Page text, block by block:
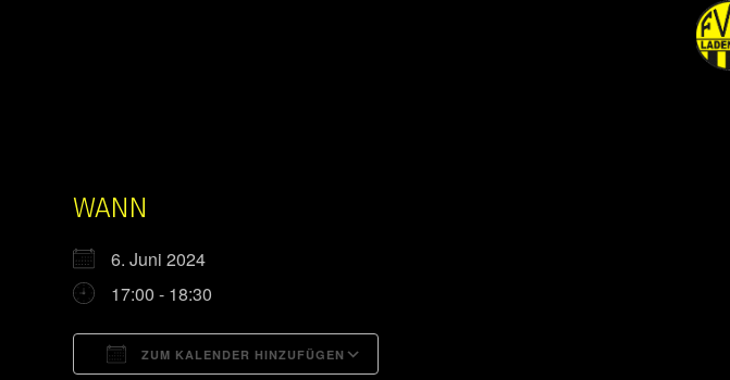
WANN
6. Juni 2024
17:00 - 18:30
ZUM KALENDER HINZUFÜGEN